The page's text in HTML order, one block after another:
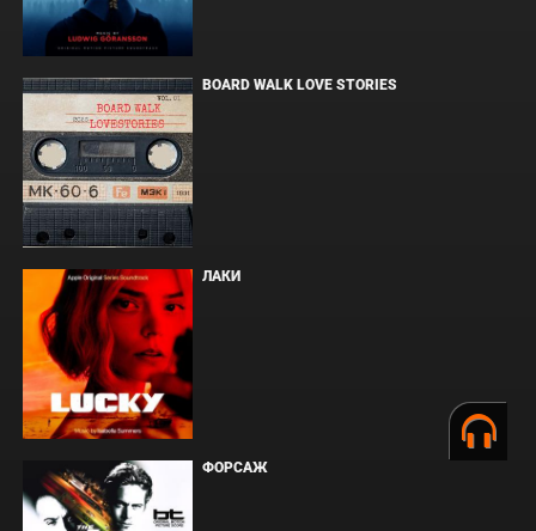
BOARD WALK LOVE STORIES
ЛАКИ
ФОРСАЖ